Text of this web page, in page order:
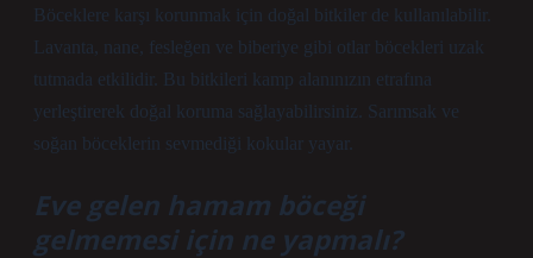
Böceklere karşı korunmak için doğal bitkiler de kullanılabilir.
Lavanta, nane, fesleğen ve biberiye gibi otlar böcekleri uzak
tutmada etkilidir. Bu bitkileri kamp alanınızın etrafına
yerleştirerek doğal koruma sağlayabilirsiniz. Sarımsak ve
soğan böceklerin sevmediği kokular yayar.
Eve gelen hamam böceği
gelmemesi için ne yapmalı?